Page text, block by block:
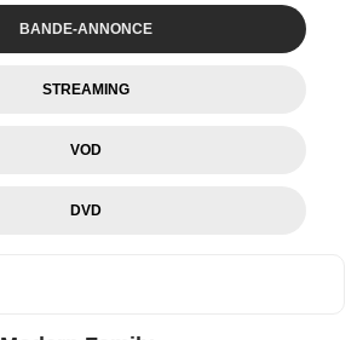
BANDE-ANNONCE
STREAMING
VOD
DVD